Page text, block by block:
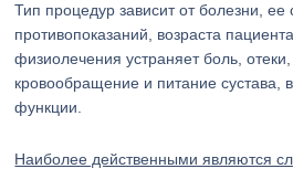
Тип процедур зависит от болезни, ее
противопоказаний, возраста
физиолечения устраняет боль,
кровообращение и питание сустава,
функции.
Наиболее действенными являются